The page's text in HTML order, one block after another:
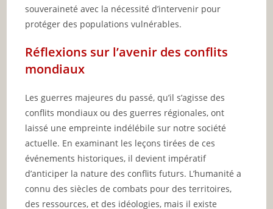
souveraineté avec la nécessité d’intervenir pour
protéger des populations vulnérables.
Réflexions sur l’avenir des conflits
mondiaux
Les guerres majeures du passé, qu’il s’agisse des
conflits mondiaux ou des guerres régionales, ont
laissé une empreinte indélébile sur notre société
actuelle. En examinant les leçons tirées de ces
événements historiques, il devient impératif
d’anticiper la nature des conflits futurs. L’humanité a
connu des siècles de combats pour des territoires,
des ressources, et des idéologies, mais il existe